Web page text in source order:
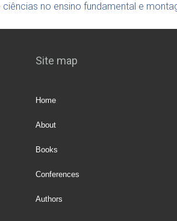
no ensino fundamental e
Site map
Home
About
Books
Conferences
Authors